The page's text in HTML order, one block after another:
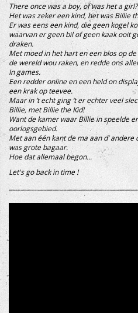
There once was a boy, of was het a girl?
Het was zeker een kind, het was Billie
Er was eens een kind, die geen kogel
waarvan er geen bilof geen kaak ooit
draken.
Met moed in het hart en een blos op de
de wereld wou raken,en redde ons
In games.
Een redder online en een held on
een krak op teevee.
Maar in ’t echt ging ‘t er echter veel
Billie, met Billie the Kid!
Want de kamer waar Billie in speelde
oorlogsgebied.
Met aan één kant de ma aan d’ andere
was grote bagaar.
Hoe dat allemaal begon...
Let's go back in time !